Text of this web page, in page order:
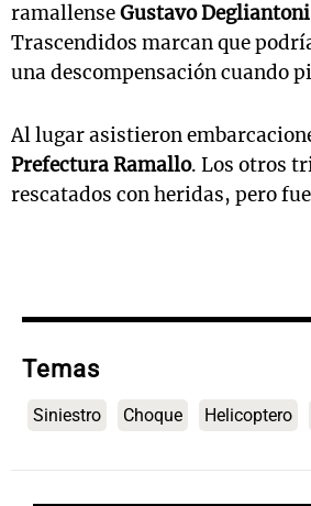
ramallenseGustavo Degliantoni
Trascendidos marcan que
una descompensación cuando
Al lugar asistieron
Prefectura Ramallo. Los otros
rescatados con heridas, pero
Temas
Siniestro Choque Helicoptero